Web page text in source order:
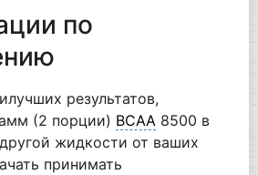
по
результатов,
(2 порции) BCAA 8500 в
жидкости от ваших
принимать